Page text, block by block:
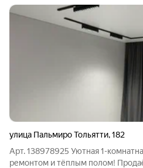
улица Пальмиро Тольятти,182
Арт. 138978925 Уютная 1-
ремонтом и тёплым полом!